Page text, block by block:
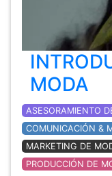
MODA
ASESORAMIENTO
COMUNICACIÓN &
MARKETING DE
PRODUCCIÓN DE